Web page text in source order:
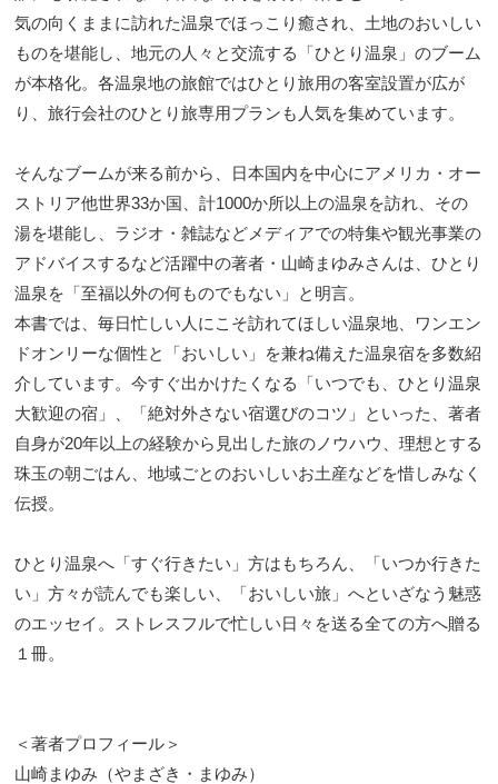
気の向くままに訪れた温泉でほっこり癒され、土地のおいしい
ものを堪能し、地元の人々と交流する「ひとり温泉」のブーム
が本格化。各温泉地の旅館ではひとり旅用の客室設置が広が
り、旅行会社のひとり旅専用プランも人気を集めています。
そんなブームが来る前から、日本国内を中心にアメリカ・オー
ストリア他世界33か国、計1000か所以上の温泉を訪れ、その
湯を堪能し、ラジオ・雑誌などメディアでの特集や観光事業の
アドバイスするなど活躍中の著者・山崎まゆみさんは、ひとり
温泉を「至福以外の何ものでもない」と明言。
本書では、毎日忙しい人にこそ訪れてほしい温泉地、ワンエン
ドオンリーな個性と「おいしい」を兼ね備えた温泉宿を多数紹
介しています。今すぐ出かけたくなる「いつでも、ひとり温泉
大歓迎の宿」、「絶対外さない宿選びのコツ」といった、著者
自身が20年以上の経験から見出した旅のノウハウ、理想とする
珠玉の朝ごはん、地域ごとのおいしいお土産などを惜しみなく
伝授。
ひとり温泉へ「すぐ行きたい」方はもちろん、「いつか行きた
い」方々が読んでも楽しい、「おいしい旅」へといざなう魅惑
のエッセイ。ストレスフルで忙しい日々を送る全ての方へ贈る
１冊。
＜著者プロフィール＞
山崎まゆみ（やまざき・まゆみ）